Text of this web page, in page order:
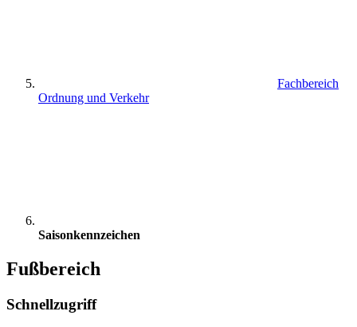
Fachbereich
Ordnung und Verkehr
Saisonkennzeichen
Fußbereich
Schnellzugriff